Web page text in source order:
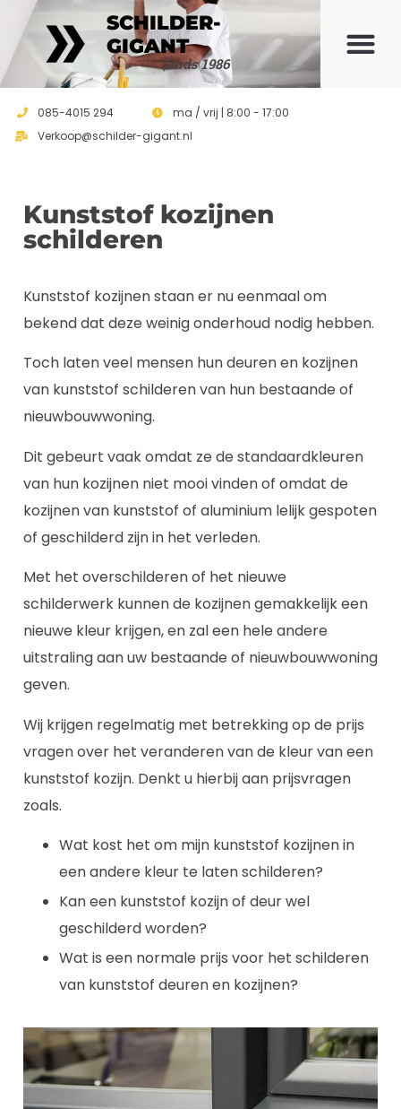
SCHILDER-
GIGANT
Sinds 1986
085-4015 294
ma / vrij | 8:00 - 17:00
Verkoop@schilder-gigant.nl
Kunststof kozijnen
schilderen
Kunststof kozijnen staan er nu eenmaal om
bekend dat deze weinig onderhoud nodig hebben.
Toch laten veel mensen hun deuren en kozijnen
van kunststof schilderen van hun bestaande of
nieuwbouwwoning.
Dit gebeurt vaak omdat ze de standaardkleuren
van hun kozijnen niet mooi vinden of omdat de
kozijnen van kunststof of aluminium lelijk gespoten
of geschilderd zijn in het verleden.
Met het overschilderen of het nieuwe
schilderwerk kunnen de kozijnen gemakkelijk een
nieuwe kleur krijgen, en zal een hele andere
uitstraling aan uw bestaande of nieuwbouwwoning
geven.
Wij krijgen regelmatig met betrekking op de prijs
vragen over het veranderen van de kleur van een
kunststof kozijn. Denkt u hierbij aan prijsvragen
zoals.
Wat kost het om mijn kunststof kozijnen in
een andere kleur te laten schilderen?
Kan een kunststof kozijn of deur wel
geschilderd worden?
Wat is een normale prijs voor het schilderen
van kunststof deuren en kozijnen?